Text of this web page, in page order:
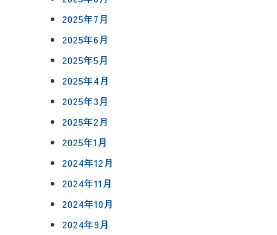
2025年7月
2025年6月
2025年5月
2025年4月
2025年3月
2025年2月
2025年1月
2024年12月
2024年11月
2024年10月
2024年9月